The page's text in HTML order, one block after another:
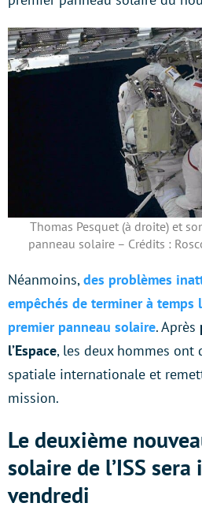
Thomas Pesquet (à droite) et
panneau solaire – Crédits :
Néanmoins,des problèmes
empêchés de terminer à temps
premier panneau solaire. Après
l’Espace, les deux hommes ont
spatiale internationale et
mission.
Le deuxième
solaire de l’ISS
vendredi